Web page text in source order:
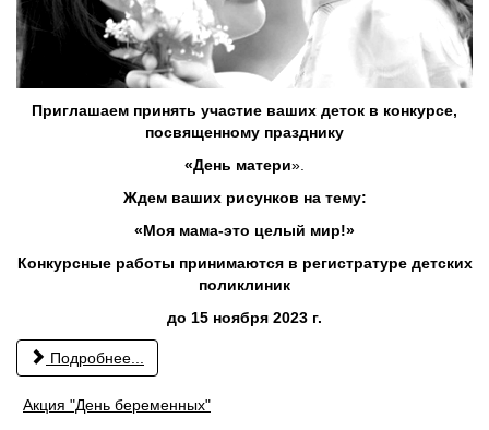
Приглашаем принять участие ваших деток в конкурсе,
посвященному празднику
«День матери».
Ждем ваших рисунков на тему:
«Моя мама-это целый мир!»
Конкурсные работы принимаютсяв регистратуредетских
поликлиник
до 15 ноября 2023 г.
Подробнее...
Акция "День беременных"